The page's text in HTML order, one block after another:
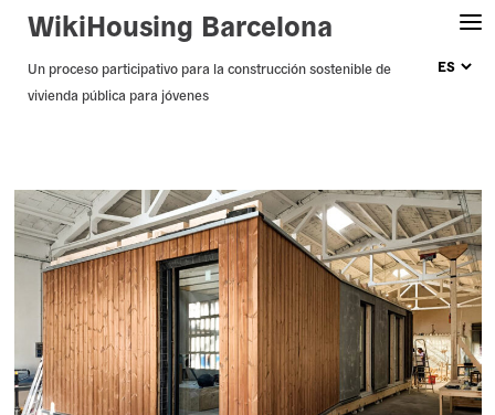
Skip
WikiHousing Barcelona
Un proceso participativo para la construcción sostenible de
vivienda pública para jóvenes